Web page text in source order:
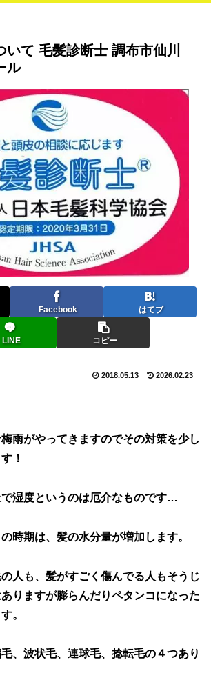
いて 毛髪診断士 調布市仙川
ル
Facebook はてブ
LINE コピー
2018.05.13 2026.02.23
雨がやってきますのでその対策を少し
！
湿度というのは厄介なものです…
時期は、髪の水分量が増加します。
人も、髪がすごく傷んでる人もそうじ
りますが膨らんだりペタンコになった
。
、波状毛、連球毛、捻転毛の４つあり